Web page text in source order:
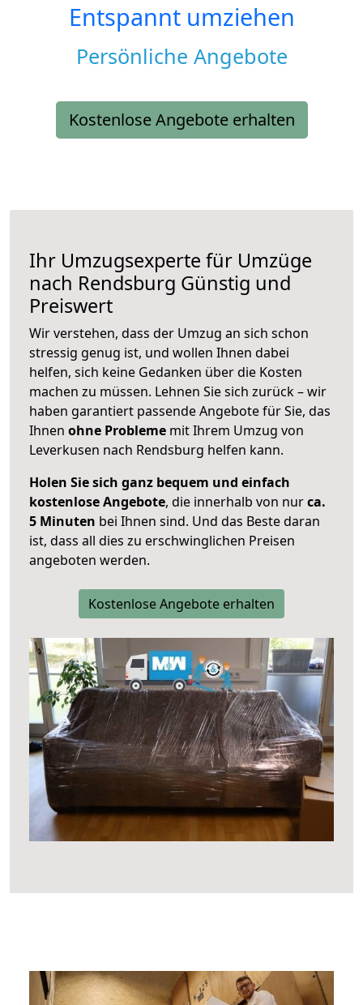
Entspannt umziehen
Persönliche Angebote
Kostenlose Angebote erhalten
Ihr Umzugsexperte für Umzüge
nach Rendsburg Günstig und
Preiswert
Wir verstehen, dass der Umzug an sich schon
stressig genug ist, und wollen Ihnen dabei
helfen, sich keine Gedanken über die Kosten
machen zu müssen. Lehnen Sie sich zurück – wir
haben garantiert passende Angebote für Sie, das
Ihnen ohne Probleme mit Ihrem Umzug von
Leverkusen nach Rendsburg helfen kann.
Holen Sie sich ganz bequem und einfach
kostenlose Angebote, die innerhalb von nurca.
5 Minuten bei Ihnen sind. Und das Beste daran
ist, dass all dies zu erschwinglichen Preisen
angeboten werden.
Kostenlose Angebote erhalten